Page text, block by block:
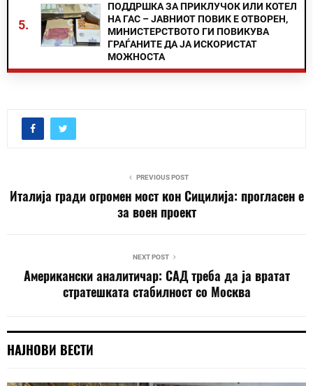
5.
ПОДДРШКА ЗА ПРИКЛУЧОК ИЛИ КОТЕЛ
НА ГАС – ЈАВНИОТ ПОВИК Е ОТВОРЕН,
МИНИСТЕРСТВОТО ГИ ПОВИКУВА
ГРАЃАНИТЕ ДА ЈА ИСКОРИСТАТ
МОЖНОСТА
PREVIOUS POST
Италија гради огромен мост кон Сицилија: прогласен е
за воен проект
NEXT POST
Американски аналитичар: САД треба да ја вратат
стратешката стабилност со Москва
НАЈНОВИ ВЕСТИ